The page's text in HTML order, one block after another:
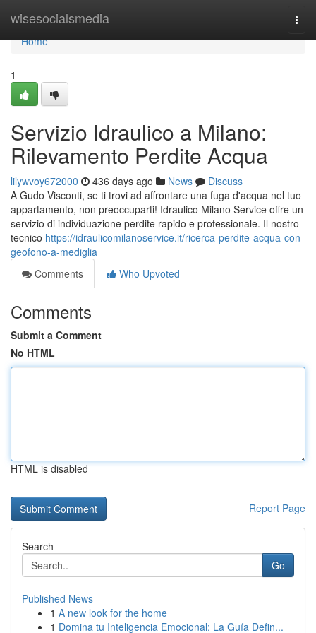
wisesocialsmedia
Home
Home
1
Servizio Idraulico a Milano:
Rilevamento Perdite Acqua
lilywvoy672000 436 days ago News
Discuss
A Gudo Visconti, se ti trovi ad affrontare una fuga d'acqua nel tuo
appartamento, non preoccuparti! Idraulico Milano Service offre un
servizio di individuazione perdite rapido e professionale. Il nostro
tecnico https://idraulicomilanoservice.it/ricerca-perdite-acqua-con-
geofono-a-mediglia
Comments
Who Upvoted
Comments
Submit a Comment
No HTML
HTML is disabled
Report Page
Search
Go
Published News
1 A new look for the home
1 Domina tu Inteligencia Emocional: La Guía Defin...